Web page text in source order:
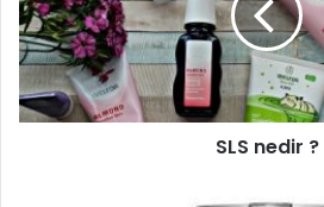
SLS nedir ?